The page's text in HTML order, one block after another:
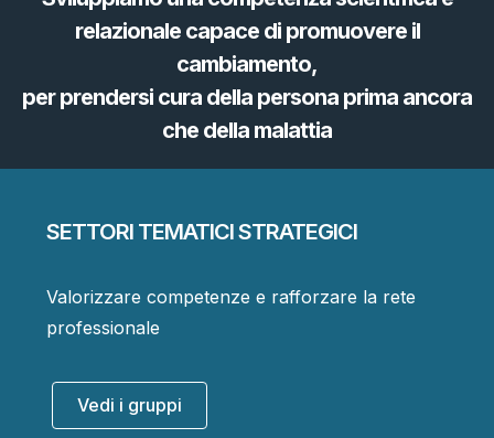
relazionale capace di promuovere il
cambiamento,
per prendersi cura della persona prima ancora
che della malattia
SETTORI TEMATICI STRATEGICI
Valorizzare competenze e rafforzare la rete
professionale
Vedi i gruppi